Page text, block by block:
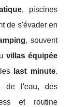
, piscines
de s'évader en
, souvent
villas équipée
last minute.
de l'eau, des
et routine